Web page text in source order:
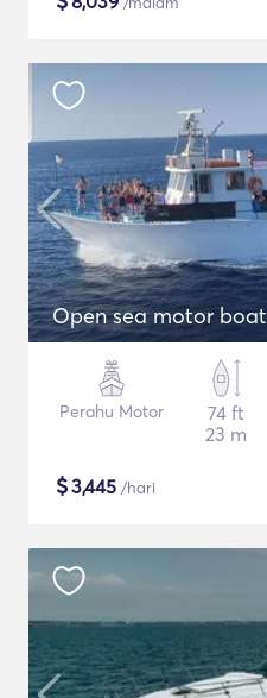
Open sea motor boat
Perahu Motor
74 ft
23 m
$3,445 /hari